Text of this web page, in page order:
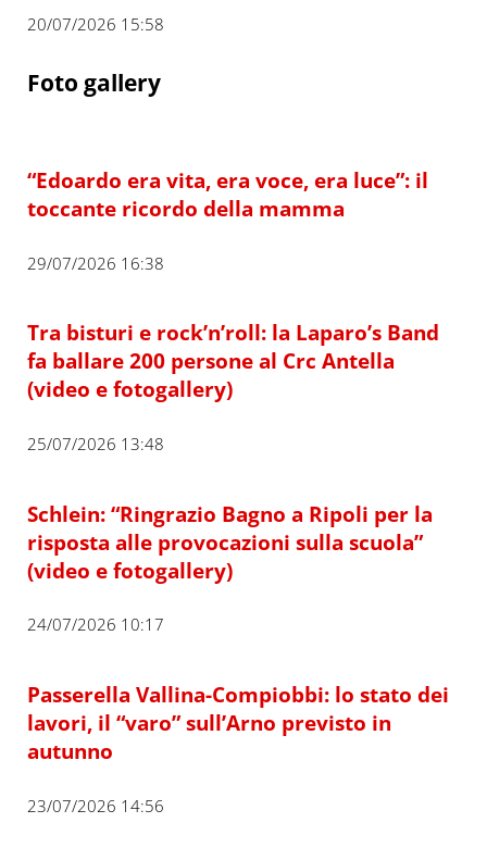
20/07/2026 15:58
Foto gallery
“Edoardo era vita, era voce, era luce”: il
toccante ricordo della mamma
29/07/2026 16:38
Tra bisturi e rock’n’roll: la Laparo’s Band
fa ballare 200 persone al Crc Antella
(video e fotogallery)
25/07/2026 13:48
Schlein: “Ringrazio Bagno a Ripoli per la
risposta alle provocazioni sulla scuola”
(video e fotogallery)
24/07/2026 10:17
Passerella Vallina-Compiobbi: lo stato dei
lavori, il “varo” sull’Arno previsto in
autunno
23/07/2026 14:56